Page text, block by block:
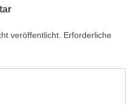
veröffentlicht. Erforderliche